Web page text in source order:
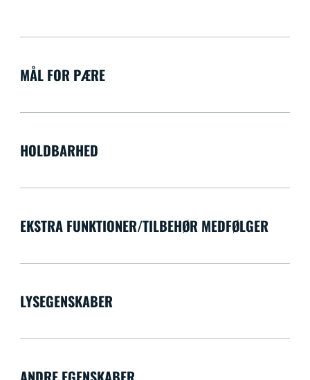
MÅL FOR PÆRE
HOLDBARHED
EKSTRA FUNKTIONER/TILBEHØR MEDFØLGER
LYSEGENSKABER